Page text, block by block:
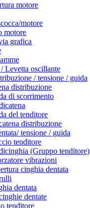
motore
motore
motore
grafica
Levetta oscillante
/ tensione / guida
distribuzione
di scorrimento
del tenditore
distribuzione
tensione / guida
tenditore
(Gruppo tenditore)
vibrazioni
cinghia dentata
dentata
dentate
tenditore